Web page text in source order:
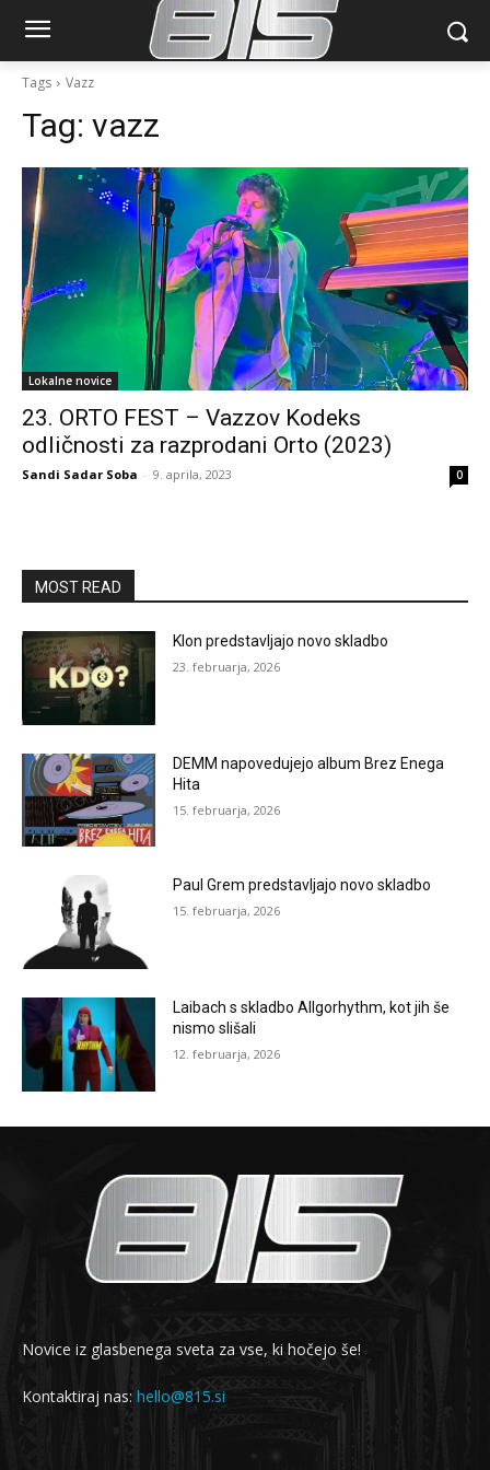
Tags Vazz
Tag: vazz
Lokalne novice
23. ORTO FEST – Vazzov Kodeks
odličnosti za razprodani Orto (2023)
Sandi Sadar Soba - 9. aprila, 2023 0
MOST READ
Klon predstavljajo novo skladbo
23. februarja, 2026
DEMM napovedujejo album Brez Enega
Hita
15. februarja, 2026
Paul Grem predstavljajo novo skladbo
15. februarja, 2026
Laibach s skladbo Allgorhythm, kot jih še
nismo slišali
12. februarja, 2026
Novice iz glasbenega sveta za vse, ki hočejo še!
Kontaktiraj nas: hello@815.si